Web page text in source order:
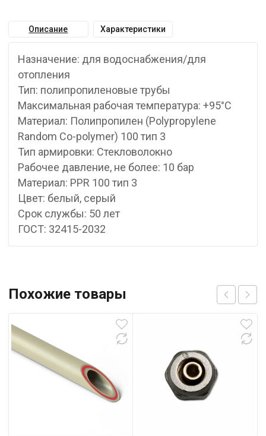
Описание Характеристики
Назначение: для водоснабжения/для
отопления
Тип: полипропиленовые трубы
Максимальная рабочая температура: +95°С
Материал: Полипропилен (Polypropylene
Random Co-polymer) 100 тип 3
Тип армировки: Стекловолокно
Рабочее давление, не более: 10 бар
Материал: PPR 100 тип 3
Цвет: белый, серый
Срок службы: 50 лет
ГОСТ: 32415-2032
Похожие товары